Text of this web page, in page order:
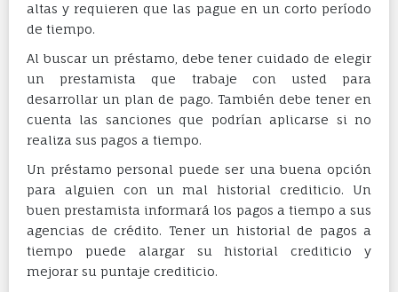
altas y requieren que las pague en un corto período
de tiempo.
Al buscar un préstamo, debe tener cuidado de elegir
un prestamista que trabaje con usted para
desarrollar un plan de pago. También debe tener en
cuenta las sanciones que podrían aplicarse si no
realiza sus pagos a tiempo.
Un préstamo personal puede ser una buena opción
para alguien con un mal historial crediticio. Un
buen prestamista informará los pagos a tiempo a sus
agencias de crédito. Tener un historial de pagos a
tiempo puede alargar su historial crediticio y
mejorar su puntaje crediticio.